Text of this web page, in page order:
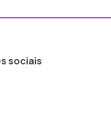
sociais
ao